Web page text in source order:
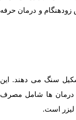
زودهنگام و درمان حرفه
سنگ می دهند. این
درمان ها شامل مصرف
لیزر است.